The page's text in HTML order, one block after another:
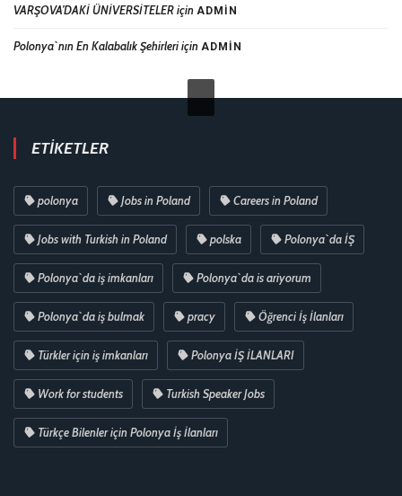
VARŞOVA’DAKİ ÜNİVERSİTELERiçin ADMIN
Polonya`nın En Kalabalık Şehirleriiçin ADMIN
ETIKETLER
polonya Jobs in Poland Careers in Poland
Jobs with Turkish in Poland polska Polonya`da İŞ
Polonya`da iş imkanları Polonya`da is ariyorum
Polonya`da iş bulmak pracy Öğrenci İş İlanları
Türkler için iş imkanları Polonya İŞ İLANLARI
Work for students Turkish Speaker Jobs
Türkçe Bilenler için Polonya İş İlanları